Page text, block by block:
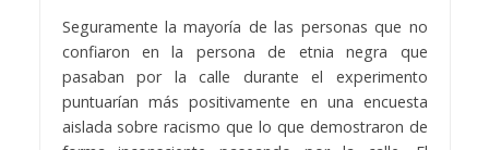
Seguramente la mayoría de las personas que no
confiaron en la persona de etnia negra que
pasaban por la calle durante el experimento
puntuarían más positivamente en una encuesta
aislada sobre racismo que lo que demostraron de